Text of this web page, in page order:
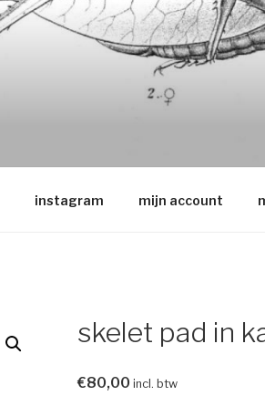
instagram mijn account
skelet pad in
€80,00 incl. btw